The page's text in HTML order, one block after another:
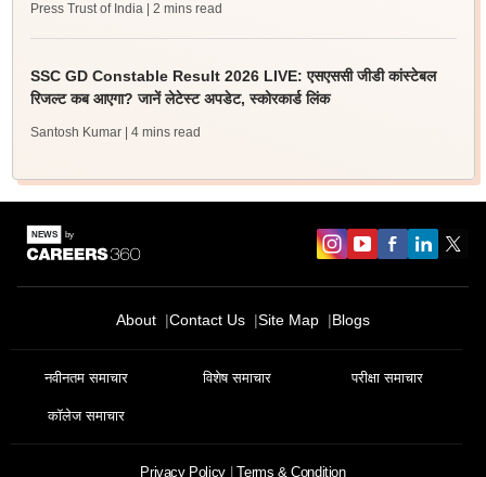
Press Trust of India | 2 mins read
SSC GD Constable Result 2026 LIVE: एसएससी जीडी कांस्टेबल
रिजल्ट कब आएगा? जानें लेटेस्ट अपडेट, स्कोरकार्ड लिंक
Santosh Kumar | 4 mins read
About Contact Us Site Map Blogs
नवीनतम समाचार विशेष समाचार परीक्षा समाचार
कॉलेज समाचार
Privacy Policy Terms & Condition